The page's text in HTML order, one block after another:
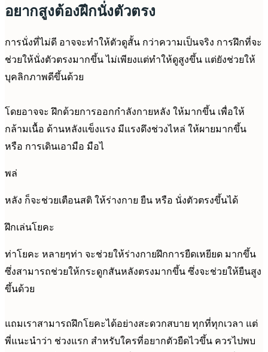
อยากสูงต้องฝึกนั่งตัวตรง
การนั่งที่ไม่ดี อาจจะทำให้ตัวดูสั้น กว่าความเป็นจริง การฝึกที่จะ
ช่วยให้นั่งตัวตรงมากขึ้น ไม่เพียงแต่ทำให้ดูสูงขึ้น แต่ยังช่วยให้
บุคลิกภาพดีขึ้นด้วย
โดยอาจจะ ฝึกด้วยการออกกำลังกายหลัง ให้มากขึ้น เพื่อให้
กล้ามเนื้อ ด้านหลังแข็งแรง มีแรงดึงช่วงไหล่ ให้ผายมากขึ้น
หรือ การเดินเอามือ มือไ
พล่
หลัง ก็จะช่วยเตือนสติ ให้ร่างกาย ยืน หรือ นั่งตัวตรงขึ้นได้
ฝึกเล่นโยคะ
ท่าโยคะ หลายๆท่า จะช่วยให้ร่างกายฝึกการยืดเหยียด มากขึ้น
ซึ่งสามารถช่วยให้กระดูกสันหลังตรงมากขึ้น ซึ่งจะช่วยให้ยืนสูง
ขึ้นด้วย
แถมเราสามารถฝึกโยคะได้อย่างสะดวกสบาย ทุกที่ทุกเวลา แต่
พี่แนะนำว่า ช่วงแรก สำหรับใครที่อยากตัวยืดไวขึ้น ควรไปพบ